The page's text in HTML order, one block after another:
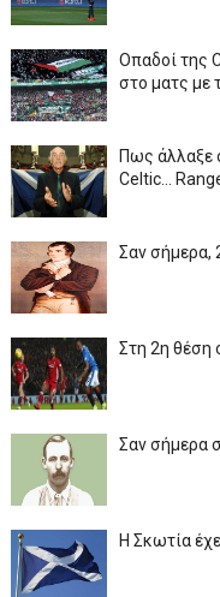
Οπαδοί της
στο ματς με
Πως άλλαξε
Celtic...
Σαν σήμερα,
Στη 2η θέση
Σαν σήμερα
Η Σκωτία